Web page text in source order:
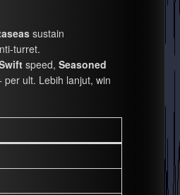
sustain
turret.
speed, Seasoned
ult. Lebih lanjut, win